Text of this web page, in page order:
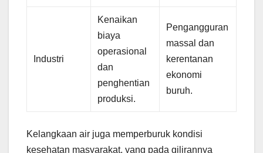
Industri
Kenaikan
biaya
operasional
dan
penghentian
produksi.
Pengangguran
massal dan
kerentanan
ekonomi
buruh.
Kelangkaan air juga memperburuk kondisi
kesehatan masyarakat, yang pada gilirannya